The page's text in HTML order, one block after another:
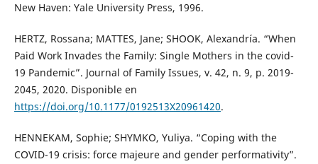
New Haven: Yale University Press, 1996.
HERTZ, Rossana; MATTES, Jane; SHOOK, Alexandría. “When
Paid Work Invades the Family: Single Mothers in the covid-
19 Pandemic”. Journal of Family Issues, v. 42, n. 9, p. 2019-
2045, 2020. Disponible en
https://doi.org/10.1177/0192513X20961420.
HENNEKAM, Sophie; SHYMKO, Yuliya. “Coping with the
COVID-19 crisis: force majeure and gender performativity”.